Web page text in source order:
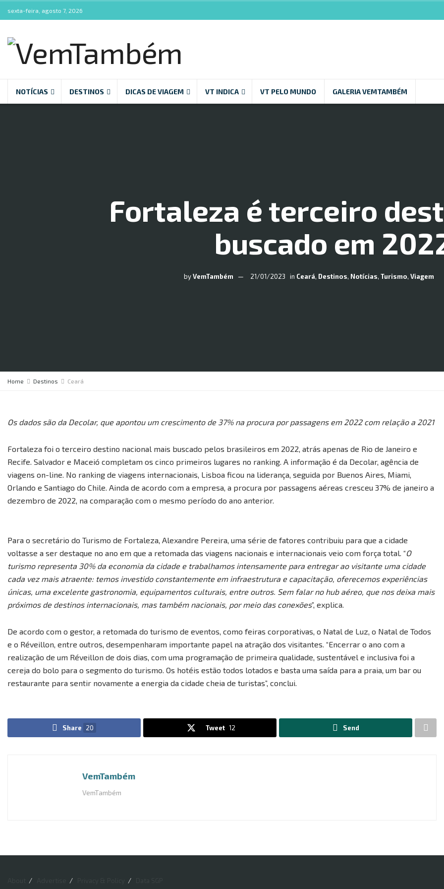
sexta-feira, agosto 7, 2026
NOTÍCIAS DESTINOS DICAS DE VIAGEM VT INDICA VT PELO MUNDO GALERIA VEMTAMBÉM
Fortaleza é terceiro
buscado em
by VemTambém 21/01/2023 in Ceará, Destinos, Notícias, Turismo, Viagem
Home Destinos Ceará
Os dados são da Decolar, que apontou um crescimento de 37% na procura por passagens em 2022 com relação a 2021
Fortaleza foi o terceiro destino nacional mais buscado pelos brasileiros em 2022, atrás apenas de Rio de Janeiro e
Recife. Salvador e Maceió completam os cinco primeiros lugares no ranking. A informação é da Decolar, agência de
viagens on-line. No ranking de viagens internacionais, Lisboa ficou na liderança, seguida por Buenos Aires, Miami,
Orlando e Santiago do Chile. Ainda de acordo com a empresa, a procura por passagens aéreas cresceu 37% de janeiro a
dezembro de 2022, na comparação com o mesmo período do ano anterior.
Para o secretário do Turismo de Fortaleza, Alexandre Pereira, uma série de fatores contribuiu para que a cidade
voltasse a ser destaque no ano em que a retomada das viagens nacionais e internacionais veio com força total. “O
turismo representa 30% da economia da cidade e trabalhamos intensamente para entregar ao visitante uma cidade
cada vez mais atraente: temos investido constantemente em infraestrutura e capacitação, oferecemos experiências
únicas, uma excelente gastronomia, equipamentos culturais, entre outros. Sem falar no hub aéreo, que nos deixa mais
próximos de destinos internacionais, mas também nacionais, por meio das conexões”, explica.
De acordo com o gestor, a retomada do turismo de eventos, como feiras corporativas, o Natal de Luz, o Natal de Todos
e o Réveillon, entre outros, desempenharam importante papel na atração dos visitantes. “Encerrar o ano com a
realização de um Réveillon de dois dias, com uma programação de primeira qualidade, sustentável e inclusiva foi a
cereja do bolo para o segmento do turismo. Os hotéis estão todos lotados e basta uma saída para a praia, um bar ou
restaurante para sentir novamente a energia da cidade cheia de turistas”, conclui.
Share 20 Tweet 12 Send
VemTambém
VemTambém